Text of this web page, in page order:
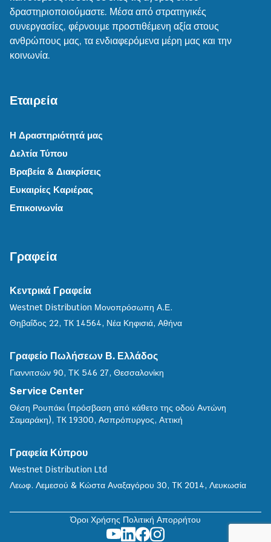
δραστηριοποιούμαστε. Μέσα από στρατηγικές
συνεργασίες, φέρνουμε προστιθέμενη αξία στους
ανθρώπους μας, τα ενδιαφερόμενα μέρη μας και την
κοινωνία.
Εταιρεία
Η Δραστηριότητά μας
Δελτία Τύπου
Βραβεία & Διακρίσεις
Ευκαιρίες Καριέρας
Επικοινωνία
Γραφεία
Κεντρικά Γραφεία
Westnet Distribution Μονοπρόσωπη Α.Ε.
Θηβαΐδος 22, TK 14564, Νέα Κηφισιά, Αθήνα
Γραφείο Πωλήσεων Β. Ελλάδος
Γιαννιτσών 90, ΤΚ 546 27, Θεσσαλονίκη
Service Center
Θέση Ρουπάκι (πρόσβαση από κάθετο της οδού Αντώνη
Σαμαράκη), TK 19300, Aσπρόπυργος, Αττική
Γραφεία Κύπρου
Westnet Distribution Ltd
Λεωφ. Λεμεσού & Κώστα Αναξαγόρου 30, TK 2014, Λευκωσία
Όροι Χρήσης Πολιτική Απορρήτου